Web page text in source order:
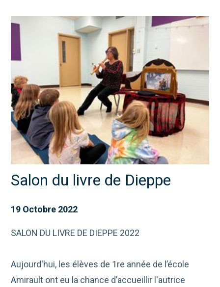
Salon du livre de Dieppe
19 Octobre 2022
SALON DU LIVRE DE DIEPPE 2022
Aujourd'hui, les élèves de 1re année de l’école
Amirault ont eu la chance d’accueillir l'autrice